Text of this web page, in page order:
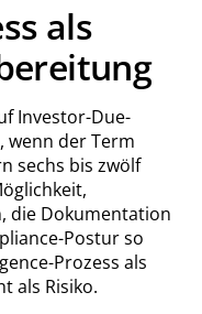
als
Investor-Due-
wenn der Term
sechs bis zwölf
die Dokumentation
Postur so
Prozess als
als Risiko.